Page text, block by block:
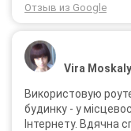
Отзыв из Google
Vira
Використовую
будинку - у
Інтернету. Вдячна